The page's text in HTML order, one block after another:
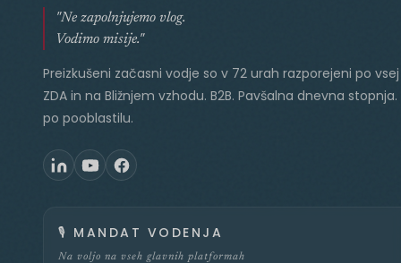
"Ne zapolnjujemo vlog.
Vodimo misije."
Preizkušeni začasni vodje so v 72 urah razporejeni po vsej
ZDA in na Bližnjem vzhodu. B2B. Pavšalna dnevna
po pooblastilu.
🎙️ MANDAT VODENJA
Na voljo na vseh glavnih platformah